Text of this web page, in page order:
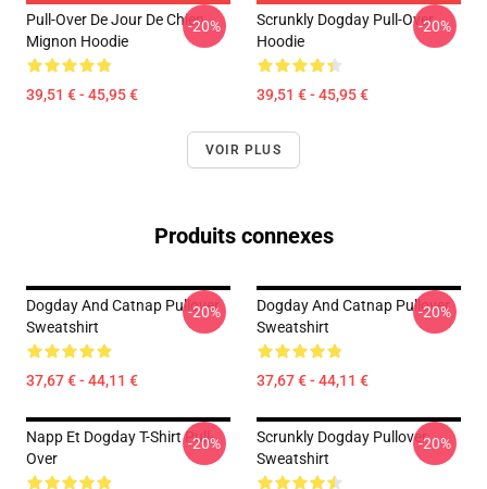
Pull-Over De Jour De Chien
Mignon Hoodie
39,51 € - 45,95 €
-20%
Scrunkly Dogday Pull-Over
Hoodie
39,51 € - 45,95 €
-20%
VOIR PLUS
Produits connexes
Dogday And Catnap Pullover
Sweatshirt
37,67 € - 44,11 €
-20%
Dogday And Catnap Pullover
Sweatshirt
37,67 € - 44,11 €
-20%
Napp Et Dogday T-Shirt Pull-
Over
-20%
Scrunkly Dogday Pullover
Sweatshirt
-20%